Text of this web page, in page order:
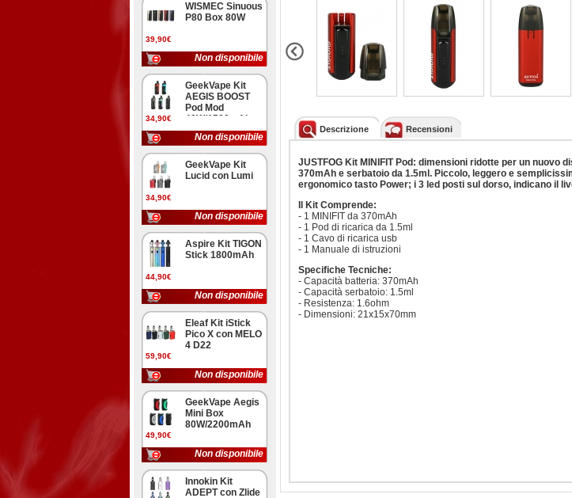
39,90€
WISMEC Sinuous
P80 Box 80W
Non disponibile
34,90€
GeekVape Kit
AEGIS BOOST
Pod Mod
40W/1500mAh
Non disponibile
34,90€
GeekVape Kit
Lucid con Lumi
Non disponibile
44,90€
Aspire Kit TIGON
Stick 1800mAh
Non disponibile
59,90€
Eleaf Kit iStick
Pico X con MELO
4 D22
Non disponibile
49,90€
GeekVape Aegis
Mini Box
80W/2200mAh
Non disponibile
Innokin Kit
ADEPT con Zlide
Descrizione Recensioni
JUSTFOG Kit MINIFIT Pod: dimensioni ridotte per un nuovo
370mAh e serbatoio da 1.5ml. Piccolo, leggero e
ergonomico tasto Power; i 3 led posti sul dorso, indicano il
Il Kit Comprende:
- 1 MINIFIT da 370mAh
- 1 Pod di ricarica da 1.5ml
- 1 Cavo di ricarica usb
- 1 Manuale di istruzioni
Specifiche Tecniche:
- Capacità batteria: 370mAh
- Capacità serbatoio: 1.5ml
- Resistenza: 1.6ohm
- Dimensioni: 21x15x70mm